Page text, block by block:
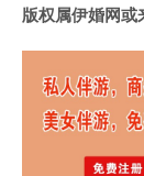
版权属伊婚网或